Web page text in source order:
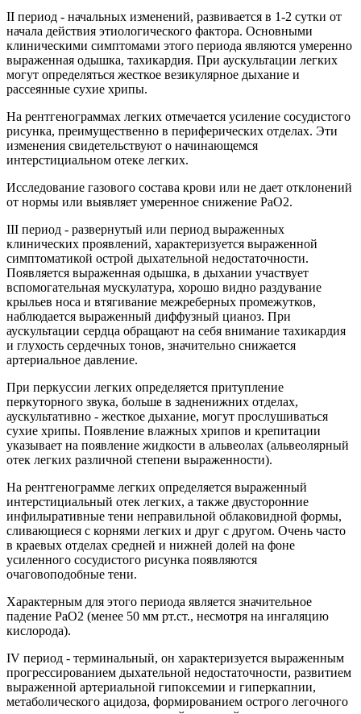
II период - начальных изменений, развивается в 1-2 сутки от
начала действия этиологического фактора. Основными
клиническими симптомами этого периода являются умеренно
выраженная одышка, тахикардия. При аускультации легких
могут определяться жесткое везикулярное дыхание и
рассеянные сухие хрипы.
На рентгенограммах легких отмечается усиление сосудистого
рисунка, преимущественно в периферических отделах. Эти
изменения свидетельствуют о начинающемся
интерстициальном отеке легких.
Исследование газового состава крови или не дает отклонений
от нормы или выявляет умеренное снижение РаО2.
III период - развернутый или период выраженных
клинических проявлений, характеризуется выраженной
симптоматикой острой дыхательной недостаточности.
Появляется выраженная одышка, в дыхании участвует
вспомогательная мускулатура, хорошо видно раздувание
крыльев носа и втягивание межреберных промежутков,
наблюдается выраженный диффузный цианоз. При
аускультации сердца обращают на себя внимание тахикардия
и глухость сердечных тонов, значительно снижается
артериальное давление.
При перкуссии легких определяется притупление
перкуторного звука, больше в задненижних отделах,
аускультативно - жесткое дыхание, могут прослушиваться
сухие хрипы. Появление влажных хрипов и крепитации
указывает на появление жидкости в альвеолах (альвеолярный
отек легких различной степени выраженности).
На рентгенограмме легких определяется выраженный
интерстициальный отек легких, а также двусторонние
инфилыративные тени неправильной облаковидной формы,
сливающиеся с корнями легких и друг с другом. Очень часто
в краевых отделах средней и нижней долей на фоне
усиленного сосудистого рисунка появляются
очаговоподобные тени.
Характерным для этого периода является значительное
падение РаО2 (менее 50 мм рт.ст., несмотря на ингаляцию
кислорода).
IV период - терминальный, он характеризуется выраженным
прогрессированием дыхательной недостаточности, развитием
выраженной артериальной гипоксемии и гиперкапнии,
метаболического ацидоза, формированием острого легочного